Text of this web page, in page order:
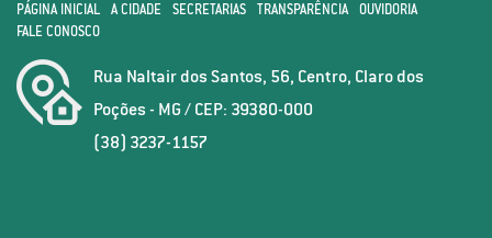
PÁGINA INICIAL A CIDADE SECRETARIAS TRANSPARÊNCIA
OUVIDORIA
FALE CONOSCO
Rua Naltair dos Santos, 56, Centro, Claro dos
Poções - MG / CEP: 39380-000
(38) 3237-1157